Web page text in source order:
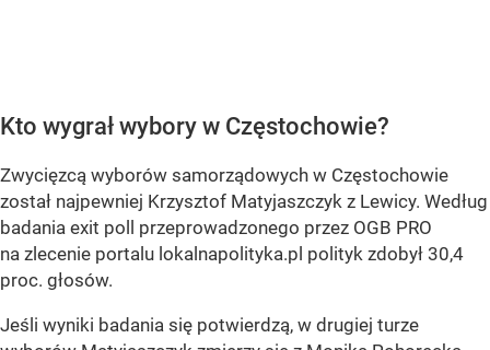
Kto wygrał wybory w Częstochowie?
Zwycięzcą wyborów samorządowych w Częstochowie
został najpewniej Krzysztof Matyjaszczyk z Lewicy. Według
badania exit poll przeprowadzonego przez OGB PRO
na zlecenie portalu lokalnapolityka.pl polityk zdobył 30,4
proc. głosów.
Jeśli wyniki badania się potwierdzą, w drugiej turze